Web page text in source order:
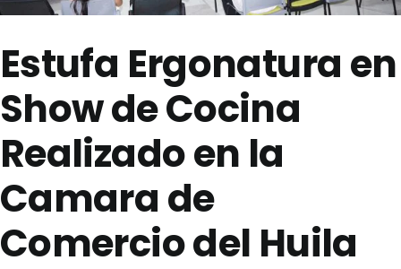
Estufa Ergonatura en
Show de Cocina
Realizado en la
Camara de
Comercio del Huila